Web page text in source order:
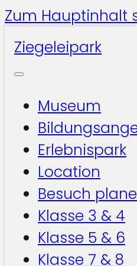
Zum Hauptinhalt
Ziegeleipark
Museum
Erlebnispark
Location
Besuch
Klasse 3 & 4
Klasse 5 & 6
Klasse 7 & 8